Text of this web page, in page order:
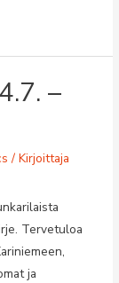
–
/ Kirjoittaja
Tervetuloa
ja